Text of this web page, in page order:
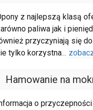
z najlepszą klasą
paliwa jak i
przyczyniają się
tylko korzystna...
Hamowanie na
o